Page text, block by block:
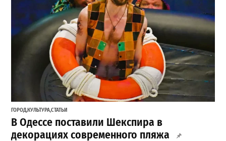
ГОРОД,КУЛЬТУРА,СТАТЬИ
В Одессе поставили Шекспира в
декорациях современного пляжа